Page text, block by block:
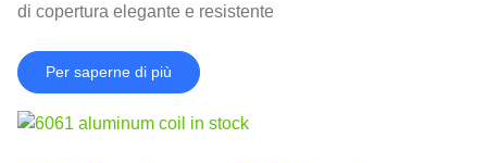
di copertura elegante e resistente
Per saperne di più